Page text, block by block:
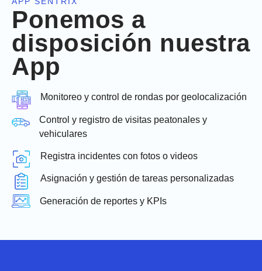
Ponemos a
disposición nuestra
App
Monitoreo y control de rondas por geolocalización
Control y registro de visitas peatonales y
vehiculares
Registra incidentes con fotos o videos
Asignación y gestión de tareas personalizadas
Generación de reportes y KPIs